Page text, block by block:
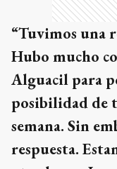
“Tuvimos una
Hubo mucho
Alguacil para
posibilidad de
semana. Sin
respuesta.